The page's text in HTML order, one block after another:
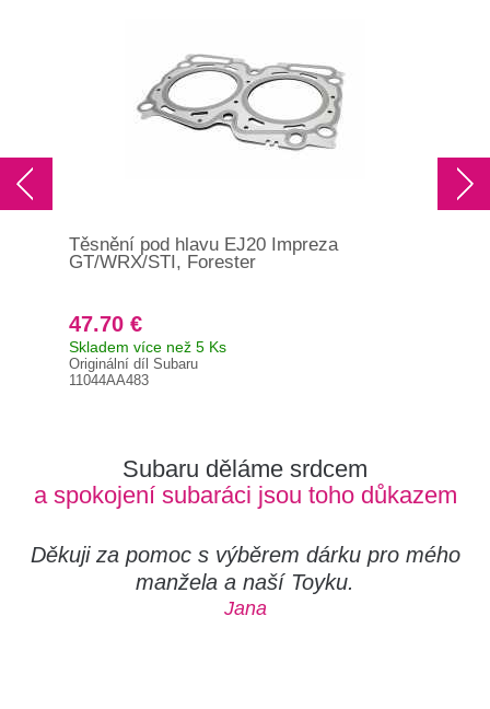
Těsnění pod hlavu EJ20 Impreza
GT/WRX/STI, Forester
47.70 €
Skladem více než 5 Ks
Originální díl Subaru
11044AA483
Subaru děláme srdcem
a spokojení subaráci jsou toho důkazem
Děkuji za pomoc s výběrem dárku pro mého
manžela a naší Toyku.
Jana